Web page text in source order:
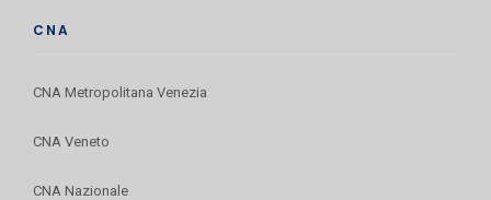
CNA
CNA Metropolitana Venezia
CNA Veneto
CNA Nazionale